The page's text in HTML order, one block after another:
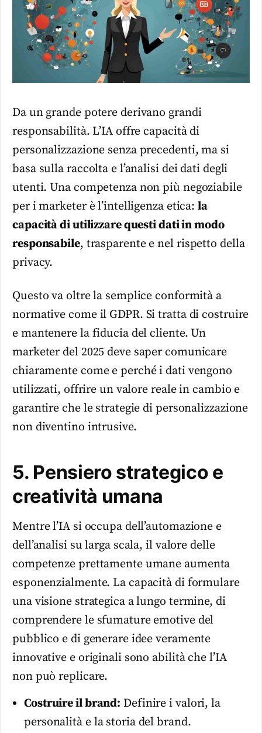
Da un grande potere derivano grandi
responsabilità. L’IA offre capacità di
personalizzazione senza precedenti, ma si
basa sulla raccolta e l’analisi dei dati degli
utenti. Una competenza non più negoziabile
per i marketer è l’intelligenza etica:la
capacità di utilizzare questi dati in modo
responsabile, trasparente e nel rispetto della
privacy.
Questo va oltre la semplice conformità a
normative come il GDPR. Si tratta di costruire
e mantenere la fiducia del cliente. Un
marketer del 2025 deve saper comunicare
chiaramente come e perché i dati vengono
utilizzati, offrire un valore reale in cambio e
garantire che le strategie di personalizzazione
non diventino intrusive.
5. Pensiero strategico e
creatività umana
Mentre l’IA si occupa dell’automazione e
dell’analisi su larga scala, il valore delle
competenze prettamente umane aumenta
esponenzialmente. La capacità di formulare
una visione strategica a lungo termine, di
comprendere le sfumature emotive del
pubblico e di generare idee veramente
innovative e originali sono abilità che l’IA
non può replicare.
Costruire il brand: Definire i valori, la
personalità e la storia del brand.